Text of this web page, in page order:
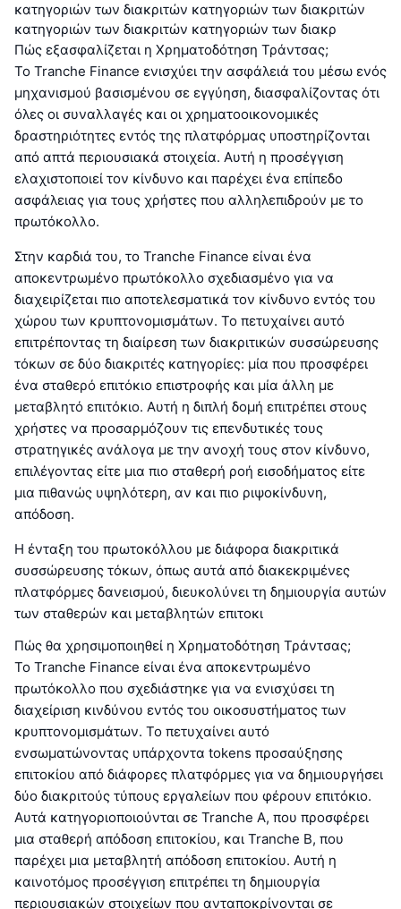
κατηγοριών των διακριτών κατηγοριών των διακριτών
κατηγοριών των διακριτών κατηγοριών των διακρ
Πώς εξασφαλίζεται η Χρηματοδότηση Τράντσας;
Το Tranche Finance ενισχύει την ασφάλειά του μέσω ενός
μηχανισμού βασισμένου σε εγγύηση, διασφαλίζοντας ότι
όλες οι συναλλαγές και οι χρηματοοικονομικές
δραστηριότητες εντός της πλατφόρμας υποστηρίζονται
από απτά περιουσιακά στοιχεία. Αυτή η προσέγγιση
ελαχιστοποιεί τον κίνδυνο και παρέχει ένα επίπεδο
ασφάλειας για τους χρήστες που αλληλεπιδρούν με το
πρωτόκολλο.
Στην καρδιά του, το Tranche Finance είναι ένα
αποκεντρωμένο πρωτόκολλο σχεδιασμένο για να
διαχειρίζεται πιο αποτελεσματικά τον κίνδυνο εντός του
χώρου των κρυπτονομισμάτων. Το πετυχαίνει αυτό
επιτρέποντας τη διαίρεση των διακριτικών συσσώρευσης
τόκων σε δύο διακριτές κατηγορίες: μία που προσφέρει
ένα σταθερό επιτόκιο επιστροφής και μία άλλη με
μεταβλητό επιτόκιο. Αυτή η διπλή δομή επιτρέπει στους
χρήστες να προσαρμόζουν τις επενδυτικές τους
στρατηγικές ανάλογα με την ανοχή τους στον κίνδυνο,
επιλέγοντας είτε μια πιο σταθερή ροή εισοδήματος είτε
μια πιθανώς υψηλότερη, αν και πιο ριψοκίνδυνη,
απόδοση.
Η ένταξη του πρωτοκόλλου με διάφορα διακριτικά
συσσώρευσης τόκων, όπως αυτά από διακεκριμένες
πλατφόρμες δανεισμού, διευκολύνει τη δημιουργία αυτών
των σταθερών και μεταβλητών επιτοκι
Πώς θα χρησιμοποιηθεί η Χρηματοδότηση Τράντσας;
Το Tranche Finance είναι ένα αποκεντρωμένο
πρωτόκολλο που σχεδιάστηκε για να ενισχύσει τη
διαχείριση κινδύνου εντός του οικοσυστήματος των
κρυπτονομισμάτων. Το πετυχαίνει αυτό
ενσωματώνοντας υπάρχοντα tokens προσαύξησης
επιτοκίου από διάφορες πλατφόρμες για να δημιουργήσει
δύο διακριτούς τύπους εργαλείων που φέρουν επιτόκιο.
Αυτά κατηγοριοποιούνται σε Tranche A, που προσφέρει
μια σταθερή απόδοση επιτοκίου, και Tranche B, που
παρέχει μια μεταβλητή απόδοση επιτοκίου. Αυτή η
καινοτόμος προσέγγιση επιτρέπει τη δημιουργία
περιουσιακών στοιχείων που ανταποκρίνονται σε